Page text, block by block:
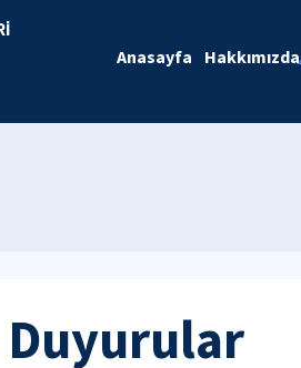
Anasayfa Hakkımızda